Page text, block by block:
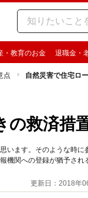
・教育のお金 退職金・
点 自然災害で住宅ロ
の救済措
います。そのような時に
機関への登録が猶予され
更新日：2018年